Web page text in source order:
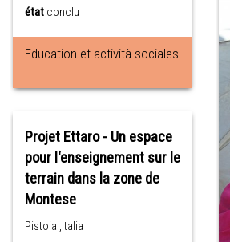
état conclu
Education et actività sociales
Projet Ettaro - Un espace
pour l‘enseignement sur le
terrain dans la zone de
Montese
Pistoia ,Italia